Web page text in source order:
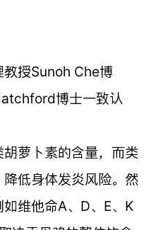
授Sunoh Che博
博士一致认
萝卜素的含量，而类
低身体发炎风险。然
维他命A、D、E、K